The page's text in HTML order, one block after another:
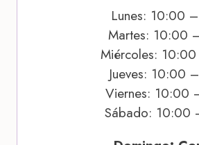
Lunes: 10:00
Martes: 10:00
Miércoles:
Jueves: 10:00
Viernes: 10:00
Sábado: 10:00